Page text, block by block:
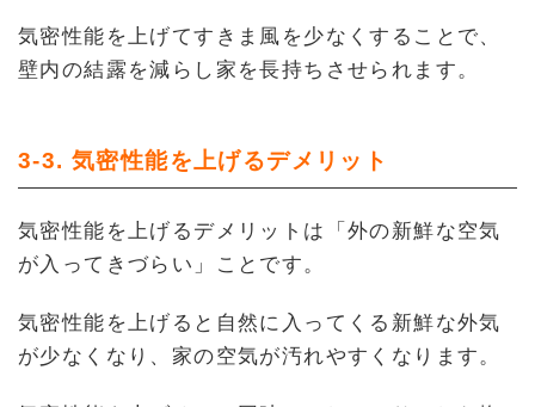
気密性能を上げてすきま風を少なくすることで、
壁内の結露を減らし家を長持ちさせられます。
3-3. 気密性能を上げるデメリット
気密性能を上げるデメリットは「外の新鮮な空気
が入ってきづらい」ことです。
気密性能を上げると自然に入ってくる新鮮な外気
が少なくなり、家の空気が汚れやすくなります。